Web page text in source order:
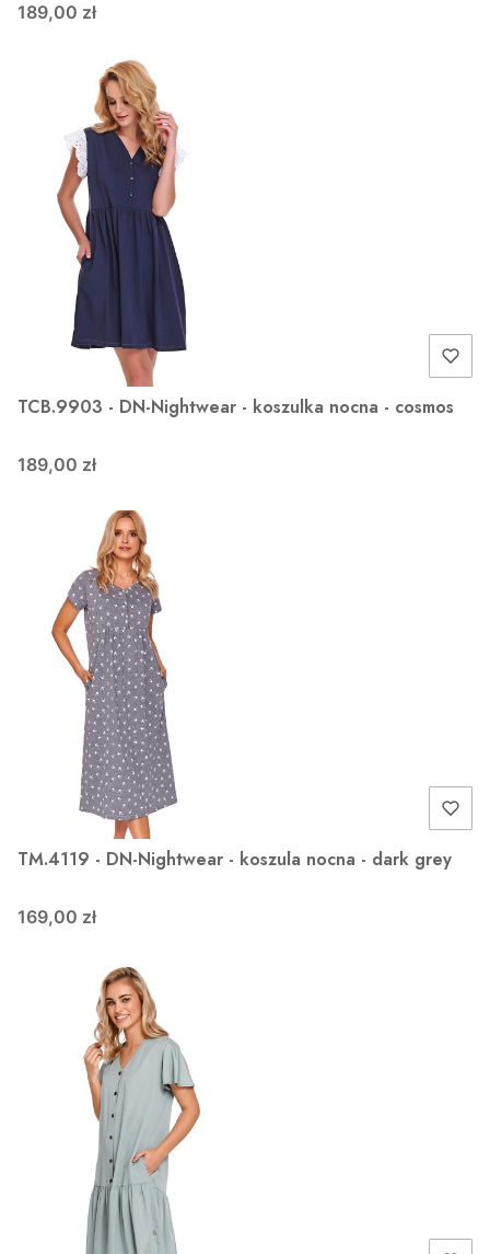
189,00 zł
TCB.9903 - DN-Nightwear - koszulka nocna - cosmos
189,00 zł
TM.4119 - DN-Nightwear - koszula nocna - dark grey
169,00 zł